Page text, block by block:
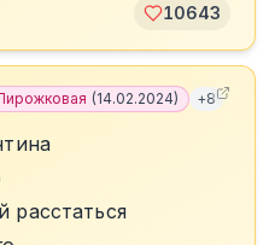
10643
(14.02.2024) +8
расстаться